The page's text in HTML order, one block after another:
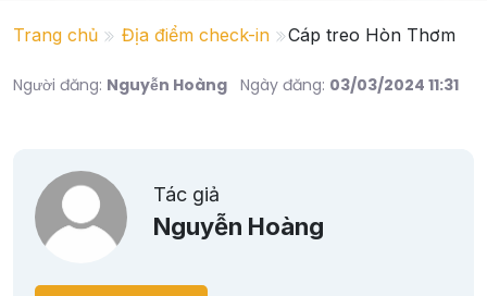
Trang chủ Địa điểm check-in Cáp treo Hòn Thơm
Người đăng: Nguyễn Hoàng Ngày đăng: 03/03/2024 11:31
Tác giả
Nguyễn Hoàng